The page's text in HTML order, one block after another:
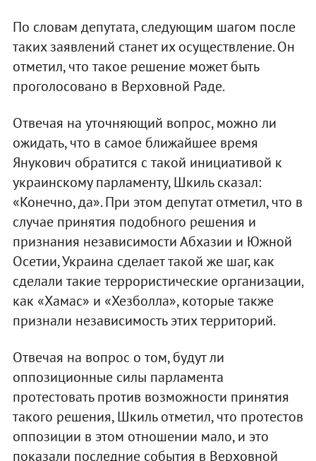
По словам депутата, следующим шагом после
таких заявлений станет их осуществление. Он
отметил, что такое решение может быть
проголосовано в Верховной Раде.
Отвечая на уточняющий вопрос, можно ли
ожидать, что в самое ближайшее время
Янукович обратится с такой инициативой к
украинскому парламенту, Шкиль сказал:
«Конечно, да». При этом депутат отметил, что в
случае принятия подобного решения и
признания независимости Абхазии и Южной
Осетии, Украина сделает такой же шаг, как
сделали такие террористические организации,
как «Хамас» и «Хезболла», которые также
признали независимость этих территорий.
Отвечая на вопрос о том, будут ли
оппозиционные силы парламента
протестовать против возможности принятия
такого решения, Шкиль отметил, что протестов
оппозиции в этом отношении мало, и это
показали последние события в Верховной